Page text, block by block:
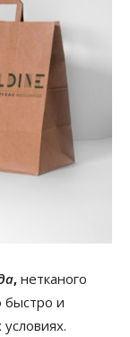
, нетканого
быстро и